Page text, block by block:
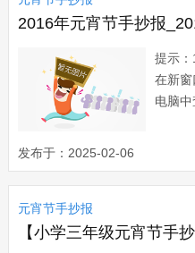
2016年元宵节手抄报
提示
在新
电脑
仅为
便。
迎您向
发布于：2025-02-06
元宵节手抄报